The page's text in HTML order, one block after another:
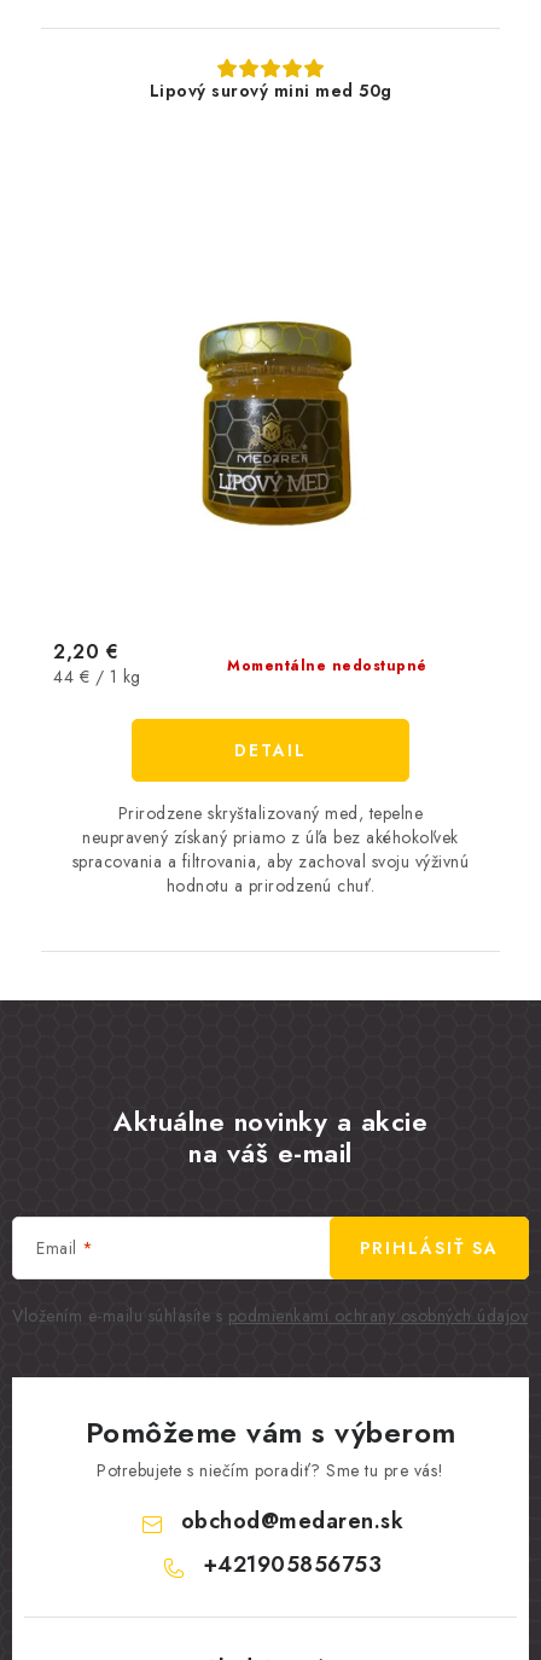
Lipový surový mini med 50g
Momentálne nedostupné
2,20 €
Jednotková
44 € / 1 kg
DETAIL
Prirodzene skryštalizovaný med, tepelne
neupravený získaný priamo z úľa bez akéhokoľvek
spracovania a filtrovania, aby zachoval svoju výživnú
hodnotu a prirodzenú chuť.
Aktuálne novinky a akcie
na váš e-mail
Email
Vložením e-mailu súhlasíte s podmienkami ochrany osobných údajov
PRIHLÁSIŤ SA
Pomôžeme vám s výberom
Potrebujete s niečím poradiť? Sme tu pre vás!
obchod@medaren.sk
+421905856753